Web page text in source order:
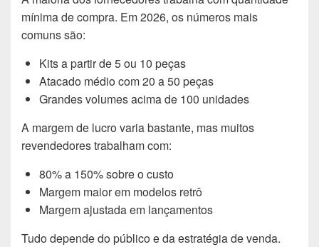
mínima de compra. Em 2026, os números mais
comuns são:
Kits a partir de 5 ou 10 peças
Atacado médio com 20 a 50 peças
Grandes volumes acima de 100 unidades
A margem de lucro varia bastante, mas muitos
revendedores trabalham com:
80% a 150% sobre o custo
Margem maior em modelos retrô
Margem ajustada em lançamentos
Tudo depende do público e da estratégia de venda.